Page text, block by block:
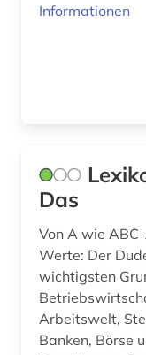
soziologie
spanien (1)
Informationen
Das
Von A wie
Werte: Der
wichtigsten
Arbeitswelt,
Banken, Börse